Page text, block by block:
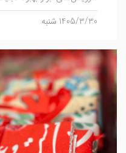
1405/3/30 شنبه